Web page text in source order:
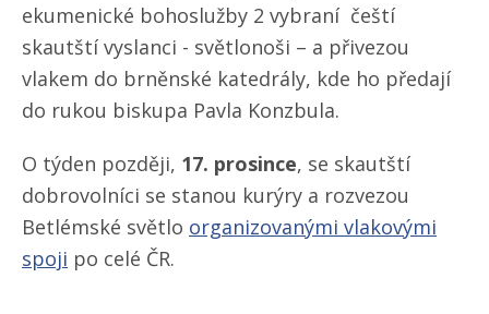
ekumenické bohoslužby 2 vybraní čeští
skautští vyslanci - světlonoši – a přivezou
vlakem do brněnské katedrály, kde ho předají
do rukou biskupa Pavla Konzbula.
O týden později, 17. prosince, se skautští
dobrovolníci se stanou kurýry a rozvezou
Betlémské světlo organizovanými vlakovými
spoji po celé ČR.